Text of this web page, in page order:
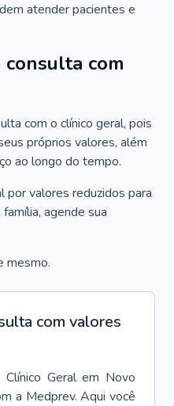
atender pacientes e
com
com o clínico geral, pois
próprios valores, além
ao longo do tempo.
por valores reduzidos para
agende sua
mesmo.
com valores
Clínico Geral em Novo
a Medprev. Aqui você